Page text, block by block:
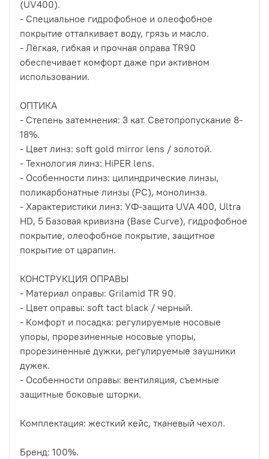
(UV400).
- Специальное гидрофобное и олеофобное
покрытие отталкивает воду, грязь и масло.
- Лёгкая, гибкая и прочная оправа TR90
обеспечивает комфорт даже при активном
использовании.
ОПТИКА
- Степень затемнения: 3 кат. Cветопропускание 8-
18%.
- Цвет линз: soft gold mirror lens / золотой.
- Технология линз: HiPER lens.
- Особенности линз: цилиндрические линзы,
поликарбонатные линзы (PC), монолинза.
- Характеристики линз: УФ-защита UVA 400, Ultra
HD, 5 Базовая кривизна (Base Curve), гидрофобное
покрытие, олеофобное покрытие, защитное
покрытие от царапин.
КОНСТРУКЦИЯ ОПРАВЫ
- Материал оправы: Grilamid TR 90.
- Цвет оправы: soft tact black / черный.
- Комфорт и посадка: регулируемые носовые
упоры, прорезиненные носовые упоры,
прорезиненные дужки, регулируемые заушники
дужек.
- Особенности оправы: вентиляция, съемные
защитные боковые шторки.
Комплектация: жесткий кейс, тканевый чехол.
Бренд: 100%.